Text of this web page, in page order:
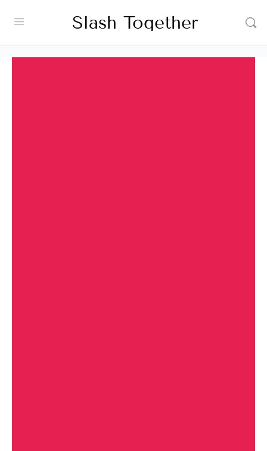
Slash Together